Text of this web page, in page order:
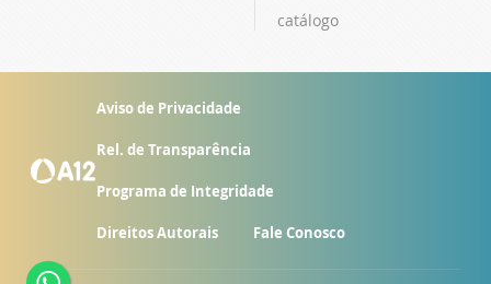
catálogo
Aviso de Privacidade
Rel. de Transparência
Programa de Integridade
Direitos Autorais Fale Conosco